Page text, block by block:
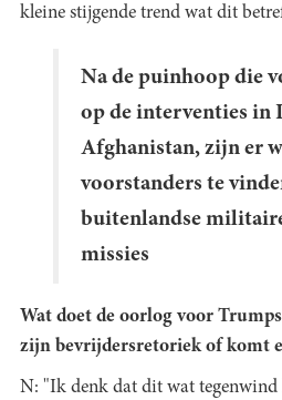
kleine stijgende trend wat dit
Na de puinhoop die
op de interventies in
Afghanistan, zijn er
voorstanders te
buitenlandse
missies
Wat doet de oorlog voor
zijn bevrijdersretoriek of komt
N: "Ik denk dat dit wat tegenwind